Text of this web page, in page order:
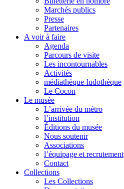
Marchés publics
Presse
Partenaires
A voir à faire
Agenda
Parcours de visite
Les incontournables
Activités
médiathèque-ludothèque
Le Cocon
Le musée
L’arrivée du métro
l’institution
Éditions du musée
Nous soutenir
Associations
l’équipage et recrutement
Contact
Collections
Les Collections